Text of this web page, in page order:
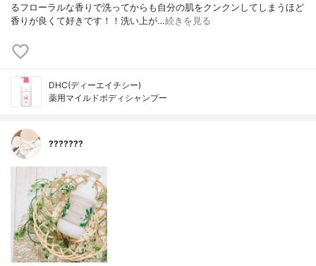
るフローラルな香りで洗ってからも自分の肌をクンクンしてしまうほど
香りが良くて好きです！！洗い上が…続きを見る
DHC(ディーエイチシー)
薬用マイルドボディシャンプー
???????